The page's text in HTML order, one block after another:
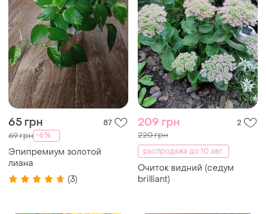
65 грн 87
69 грн -6%
Эпипремиум золотой
лиана
(3)
209 грн 2
220 грн
распродажа до 10 авг.
Очиток видний (седум
brilliant)